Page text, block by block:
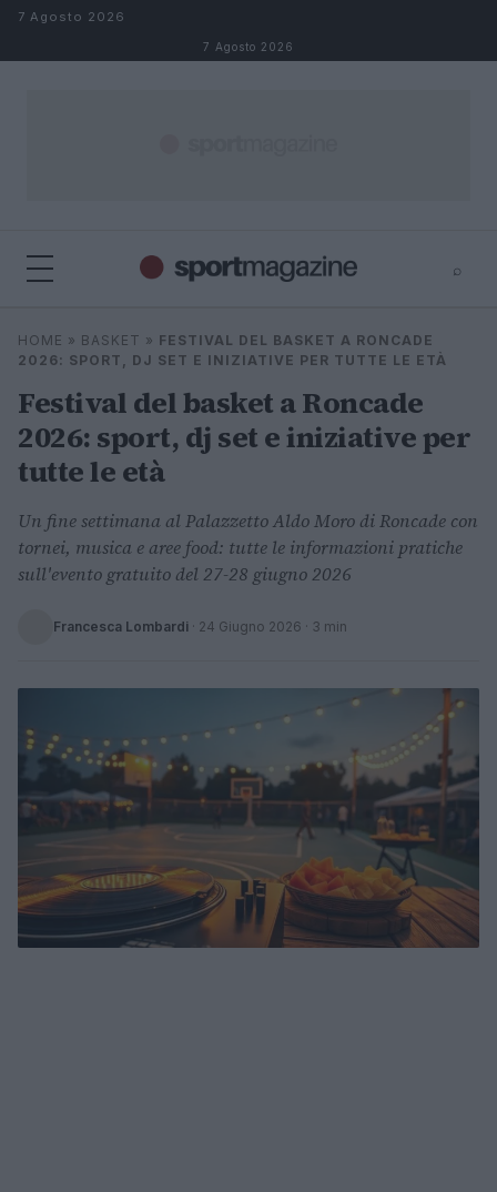
Salta al contenuto
7 Agosto 2026
7 Agosto 2026
⌕
Cerca
⌕
HOME » BASKET » FESTIVAL DEL BASKET A RONCADE
2026: SPORT, DJ SET E INIZIATIVE PER TUTTE LE ETÀ
Festival del basket a Roncade
2026: sport, dj set e iniziative per
tutte le età
Un fine settimana al Palazzetto Aldo Moro di Roncade con
tornei, musica e aree food: tutte le informazioni pratiche
sull'evento gratuito del 27-28 giugno 2026
Francesca Lombardi · 24 Giugno 2026 · 3 min